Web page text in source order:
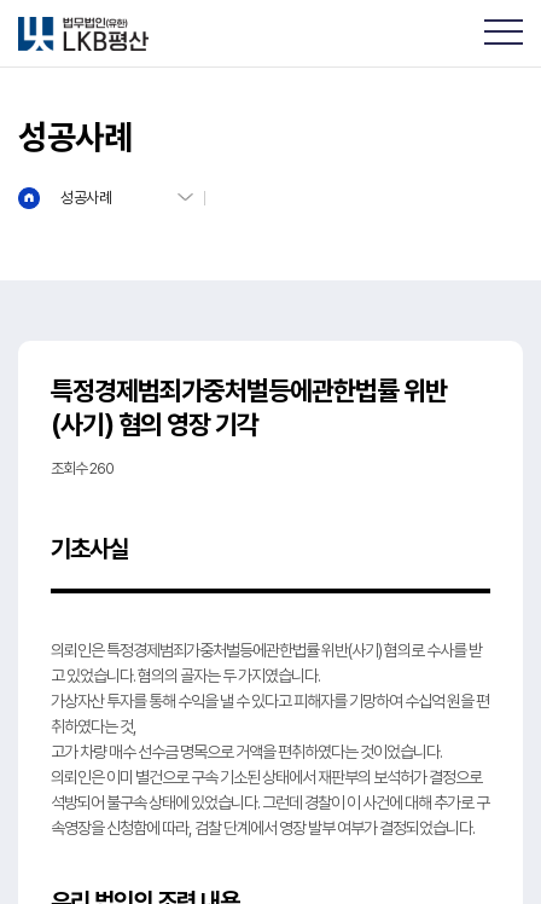
성공사례
성공사례
특정경제범죄가중처벌등에관한법률 위반
(사기) 혐의 영장 기각
조회수 260
기초사실
의뢰인은 특정경제범죄가중처벌등에관한법률 위반(사기) 혐의로 수사를 받
고 있었습니다. 혐의의 골자는 두 가지였습니다.
가상자산 투자를 통해 수익을 낼 수 있다고 피해자를 기망하여 수십억 원을 편
취하였다는 것,
고가 차량 매수 선수금 명목으로 거액을 편취하였다는 것이었습니다.
의뢰인은 이미 별건으로 구속 기소된 상태에서 재판부의 보석허가 결정으로
석방되어 불구속 상태에 있었습니다. 그런데 경찰이 이 사건에 대해 추가로 구
속영장을 신청함에 따라, 검찰 단계에서 영장 발부 여부가 결정되었습니다.